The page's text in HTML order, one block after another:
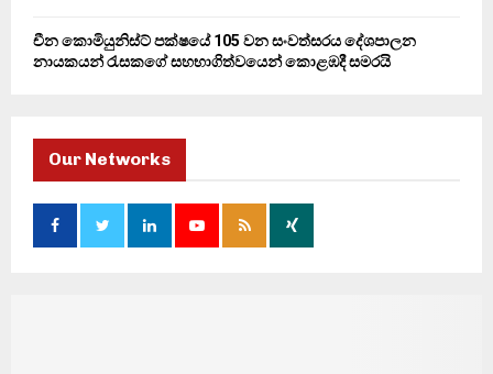
චීන කොමියුනිස්ට් පක්ෂයේ 105 වන සංවත්සරය දේශපාලන
නායකයන් රැසකගේ සහභාගිත්වයෙන් කොළඹදී සමරයි
Our Networks